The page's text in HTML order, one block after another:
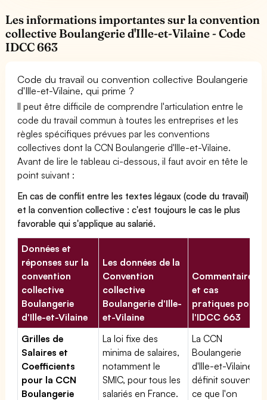
Les informations importantes sur la convention
collective Boulangerie d'Ille-et-Vilaine - Code
IDCC 663
Code du travail ou convention collective Boulangerie
d'Ille-et-Vilaine, qui prime ?
Il peut être difficile de comprendre l'articulation entre le
code du travail commun à toutes les entreprises et les
règles spécifiques prévues par les conventions
collectives dont la CCN Boulangerie d'Ille-et-Vilaine.
Avant de lire le tableau ci-dessous, il faut avoir en tête le
point suivant :
En cas de conflit entre les textes légaux (code du travail)
et la convention collective : c'est toujours le cas le plus
favorable qui s'applique au salarié.
Données et
réponses sur la
convention
collective
Boulangerie
d'Ille-et-Vilaine
Les données de la
Convention
collective
Boulangerie d'Ille-
et-Vilaine
Commentaires
et cas
pratiques pour
l'IDCC 663
Grilles de
Salaires et
Coefficients
pour la CCN
Boulangerie
La loi fixe des
minima de salaires,
notamment le
SMIC, pour tous les
salariés en France.
La CCN
Boulangerie
d'Ille-et-Vilaine
définit souvent
ce que l'on